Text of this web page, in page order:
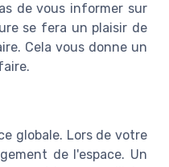
de vous informer sur
se fera un plaisir de
Cela vous donne un
globale. Lors de votre
de l'espace. Un